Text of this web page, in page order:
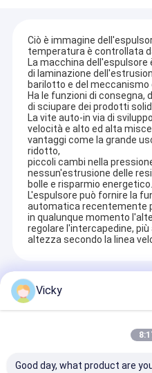
Ciò è immagine
temperatura è controllata
La macchina
di laminazione
barilotto e del
Ha le funzioni di consegna,
di sciupare dei prodotti
La vite auto-in via di
velocità e alto ed alta
vantaggi come la grande
ridotto,
piccoli cambi nella
nessun'estrusione delle
bolle e risparmio energetico.
L'espulsore può fornire la
automatica recentemente
in qualunque momento
regolare l'intercapedine,
altezza secondo la linea
Prodotti Raccomandati
Vicky
Good day, what product are